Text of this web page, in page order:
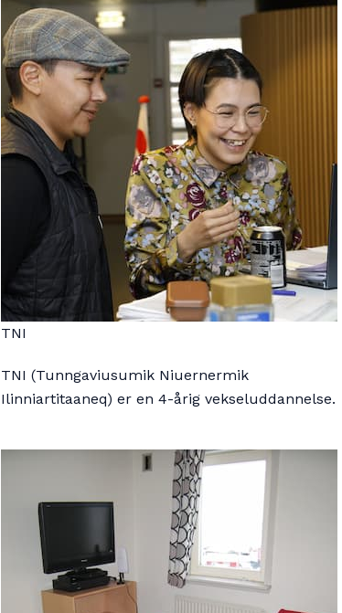
TNI
TNI (Tunngaviusumik Niuernermik
Ilinniartitaaneq) er en 4-årig vekseluddannelse.